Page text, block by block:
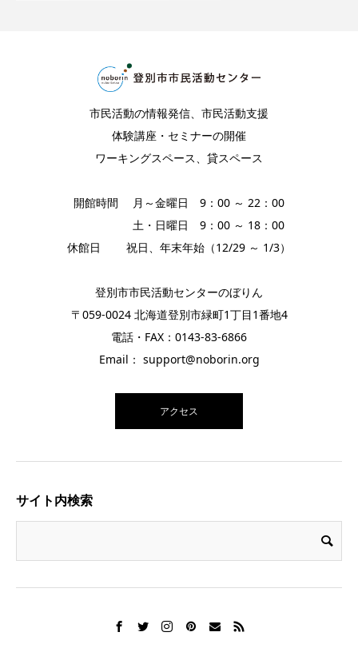
市民活動の情報発信、市民活動支援
体験講座・セミナーの開催
ワーキングスペース、貸スペース
開館時間 月～金曜日 9：00 ～ 22：00
土・日曜日 9：00 ～ 18：00
休館日 祝日、年末年始（12/29 ～ 1/3）
登別市市民活動センターのぼりん
〒059-0024 北海道登別市緑町1丁目1番地4
電話・FAX：0143-83-6866
Email： support@noborin.org
アクセス
サイト内検索